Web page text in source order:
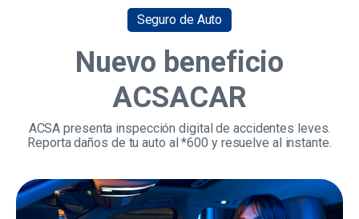
Seguro de Auto
Nuevo beneficio
ACSACAR
ACSA presenta inspección digital de accidentes leves.
Reporta daños de tu auto al *600 y resuelve al instante.